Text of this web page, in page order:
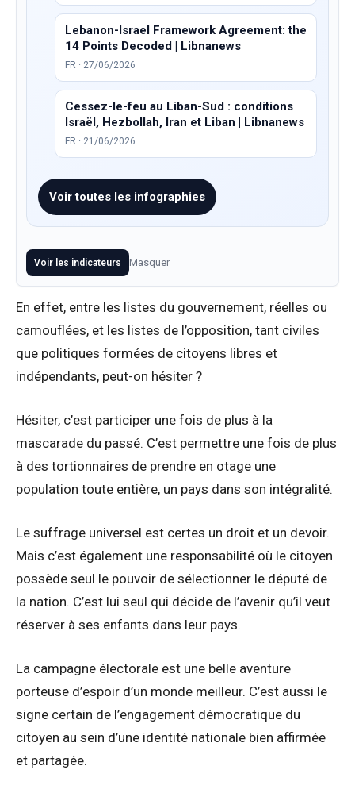
Lebanon-Israel Framework Agreement: the
14 Points Decoded | Libnanews
FR · 27/06/2026
Cessez-le-feu au Liban-Sud : conditions
Israël, Hezbollah, Iran et Liban | Libnanews
FR · 21/06/2026
Voir toutes les infographies
Voir les indicateurs Masquer
En effet, entre les listes du gouvernement, réelles ou
camouflées, et les listes de l’opposition, tant civiles
que politiques formées de citoyens libres et
indépendants, peut-on hésiter ?
Hésiter, c’est participer une fois de plus à la
mascarade du passé. C’est permettre une fois de plus
à des tortionnaires de prendre en otage une
population toute entière, un pays dans son intégralité.
Le suffrage universel est certes un droit et un devoir.
Mais c’est également une responsabilité où le citoyen
possède seul le pouvoir de sélectionner le député de
la nation. C’est lui seul qui décide de l’avenir qu’il veut
réserver à ses enfants dans leur pays.
La campagne électorale est une belle aventure
porteuse d’espoir d’un monde meilleur. C’est aussi le
signe certain de l’engagement démocratique du
citoyen au sein d’une identité nationale bien affirmée
et partagée.